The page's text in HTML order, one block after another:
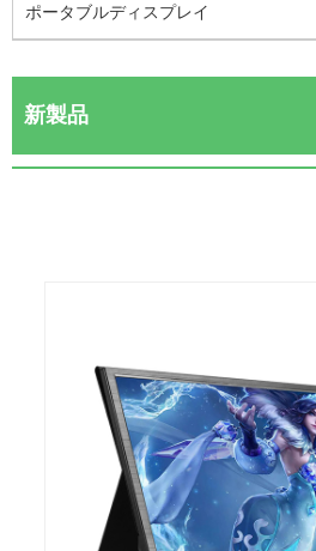
ポータブルディスプレイ
新製品